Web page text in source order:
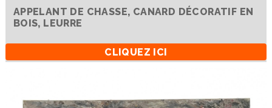
APPELANT DE CHASSE, CANARD DÉCORATIF EN
BOIS, LEURRE
CLIQUEZ ICI